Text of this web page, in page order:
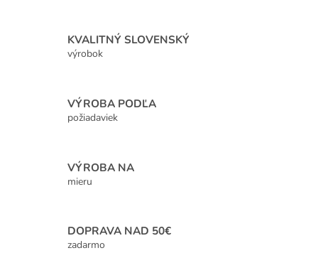
KVALITNÝ SLOVENSKÝ
výrobok
VÝROBA PODĽA
požiadaviek
VÝROBA NA
mieru
DOPRAVA NAD 50€
zadarmo